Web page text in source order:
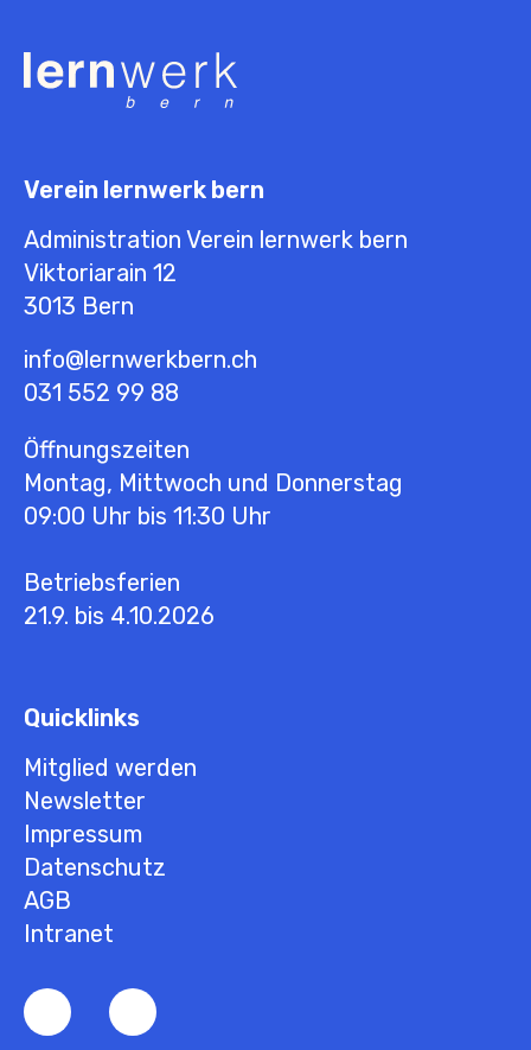
Verein lernwerk bern
Administration Verein lernwerk bern
Viktoriarain 12
3013 Bern
info@lernwerkbern.ch
031 552 99 88
Öffnungszeiten
Montag, Mittwoch und Donnerstag
09:00 Uhr bis 11:30 Uhr
Betriebsferien
21.9. bis 4.10.2026
Quicklinks
Mitglied werden
Newsletter
Impressum
Datenschutz
AGB
Intranet